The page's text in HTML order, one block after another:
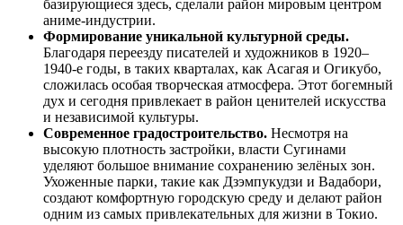
базирующиеся здесь, сделали район мировым центром
аниме-индустрии.
Формирование уникальной культурной среды.
Благодаря переезду писателей и художников в 1920–
1940-е годы, в таких кварталах, как Асагая и Огикубо,
сложилась особая творческая атмосфера. Этот богемный
дух и сегодня привлекает в район ценителей искусства
и независимой культуры.
Современное градостроительство. Несмотря на
высокую плотность застройки, власти Сугинами
уделяют большое внимание сохранению зелёных зон.
Ухоженные парки, такие как Дзэмпукудзи и Вадабори,
создают комфортную городскую среду и делают район
одним из самых привлекательных для жизни в Токио.